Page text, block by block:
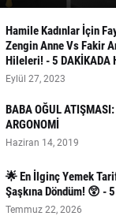
Hamile Kadınlar İçin
Zengin Anne Vs Fakir
Hileleri! - 5 DAKİKADA
Eylül 27, 2023
BABA OĞUL
ARGONOMİ
Haziran 14, 2019
🌟 En İlginç Yemek
Şaşkına Döndüm! 😲 -
Temmuz 22, 2026